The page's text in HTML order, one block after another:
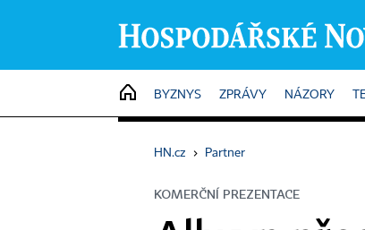
HOME
BYZNYS ZPRÁVY NÁZORY
HN.cz › Partner
KOMERČNÍ PREZENTACE